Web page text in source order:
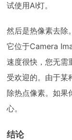
试使用AI灯。
然后是热像素去除
它位于Camera
速度很快，您无需
受欢迎的。由于某
除热点像素。如果
心。
结论